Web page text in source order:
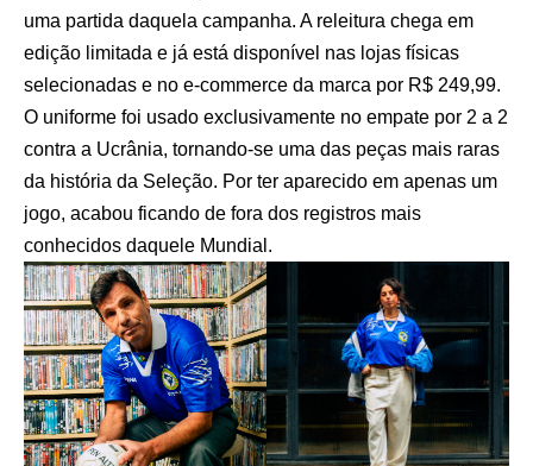
uma partida daquela campanha. A releitura chega em
edição limitada e já está disponível nas lojas físicas
selecionadas e no e-commerce da marca por R$ 249,99.
O uniforme foi usado exclusivamente no empate por 2 a 2
contra a Ucrânia, tornando-se uma das peças mais raras
da história da Seleção. Por ter aparecido em apenas um
jogo, acabou ficando de fora dos registros mais
conhecidos daquele Mundial.